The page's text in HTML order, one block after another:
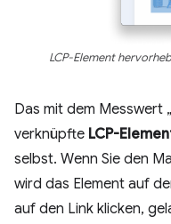
LCP-Element
Das mit dem Messwert
verknüpfte LCP-
selbst. Wenn Sie den
wird das Element auf
auf den Link klicken,